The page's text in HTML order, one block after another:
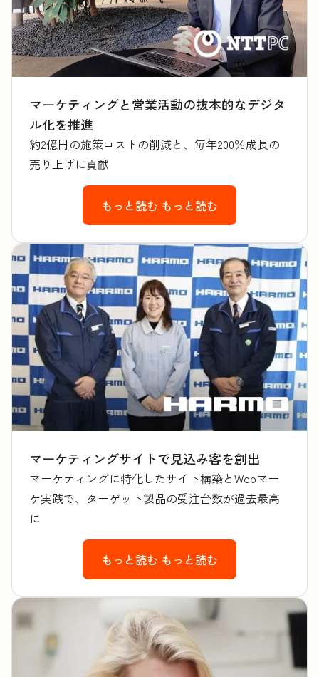
マーケティングと営業活動の抜本的なデジタ
ル化を推進
約2億円の施策コストの削減と、毎年200％成長の
売り上げに貢献
もっと読む もっと読む
マーケティングサイトで見込み客を創出
マーケティングに特化したサイト構築とWebマー
ケ実践で、ターゲット製品の受注台数が過去最高
に
もっと読む もっと読む